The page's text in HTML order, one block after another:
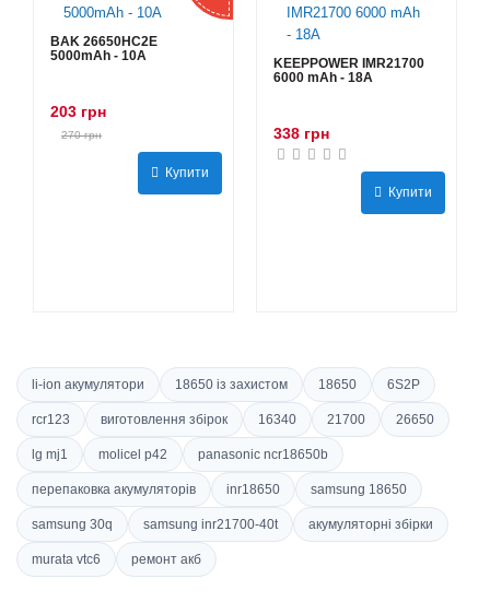
BAK 26650HC2E
5000mAh - 10А
203 грн
270 грн
Купити
KEEPPOWER IMR21700
6000 mAh - 18А
338 грн
Купити
li-ion акумулятори 18650 із захистом 18650 6S2P
rcr123 виготовлення збірок 16340 21700 26650
lg mj1 molicel p42 panasonic ncr18650b
перепаковка акумуляторів inr18650 samsung 18650
samsung 30q samsung inr21700-40t акумуляторні збірки
murata vtc6 ремонт акб